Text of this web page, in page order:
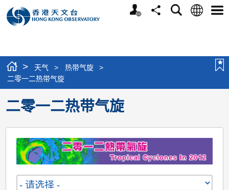
个
分
搜
语
选
> 天气 > 热带气旋
>
二零一二热带气旋
二零一二热带气旋